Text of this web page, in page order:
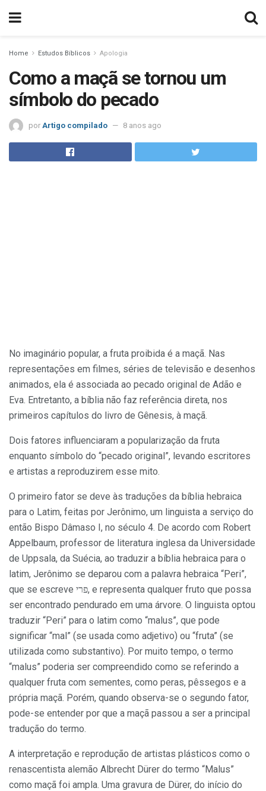
Home Estudos Bíblicos Apologia
Como a maçã se tornou um
símbolo do pecado
por Artigo compilado 8 anos ago
No imaginário popular, a fruta proibida é a maçã. Nas
representações em filmes, séries de televisão e desenhos
animados, ela é associada ao pecado original de Adão e
Eva. Entretanto, a bíblia não faz referência direta, nos
primeiros capítulos do livro de Gênesis, à maçã.
Dois fatores influenciaram a popularização da fruta
enquanto símbolo do “pecado original”, levando escritores
e artistas a reproduzirem esse mito.
O primeiro fator se deve às traduções da bíblia hebraica
para o Latim, feitas por Jerônimo, um linguista a serviço do
então Bispo Dâmaso I, no século 4. De acordo com Robert
Appelbaum, professor de literatura inglesa da Universidade
de Uppsala, da Suécia, ao traduzir a bíblia hebraica para o
latim, Jerônimo se deparou com a palavra hebraica “Peri”,
que se escreve פרי, e representa qualquer fruto que possa
ser encontrado pendurado em uma árvore. O linguista optou
traduzir “Peri” para o latim como “malus”, que pode
significar “mal” (se usada como adjetivo) ou “fruta” (se
utilizada como substantivo). Por muito tempo, o termo
“malus” poderia ser compreendido como se referindo a
qualquer fruta com sementes, como peras, pêssegos e a
própria maçã. Porém, quando observa-se o segundo fator,
pode-se entender por que a maçã passou a ser a principal
tradução do termo.
A interpretação e reprodução de artistas plásticos como o
renascentista alemão Albrecht Dürer do termo “Malus”
como maçã foi ampla. Uma gravura de Dürer, do início do